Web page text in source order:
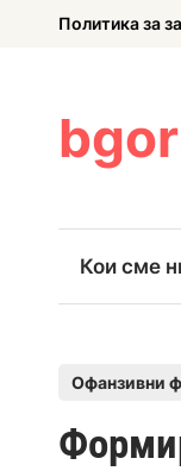
Политика за
Кои сме
s
Офанзивни